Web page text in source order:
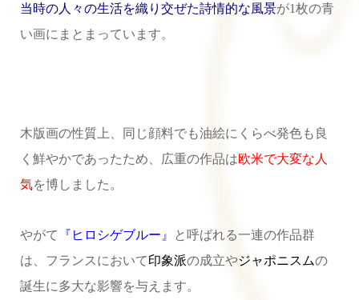
当時の人々の生活を織り交ぜた詩情的な風景が1枚の青
い画にまとまっています。
木版画の性質上、同じ顔料でも油絵にくらべ発色も良
く鮮やかであったため、広重の作品は欧米で大変な人
気を博しました。
やがて 『ヒロシゲブルー』
と呼ばれる一連の作品群
は、フランスにおいて印象派の成立やジャポニスムの
誕生に多大な影響を与えます。